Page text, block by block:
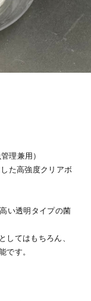
理兼用）
た高強度クリアボ
い透明タイプの菌
してはもちろん、
です。